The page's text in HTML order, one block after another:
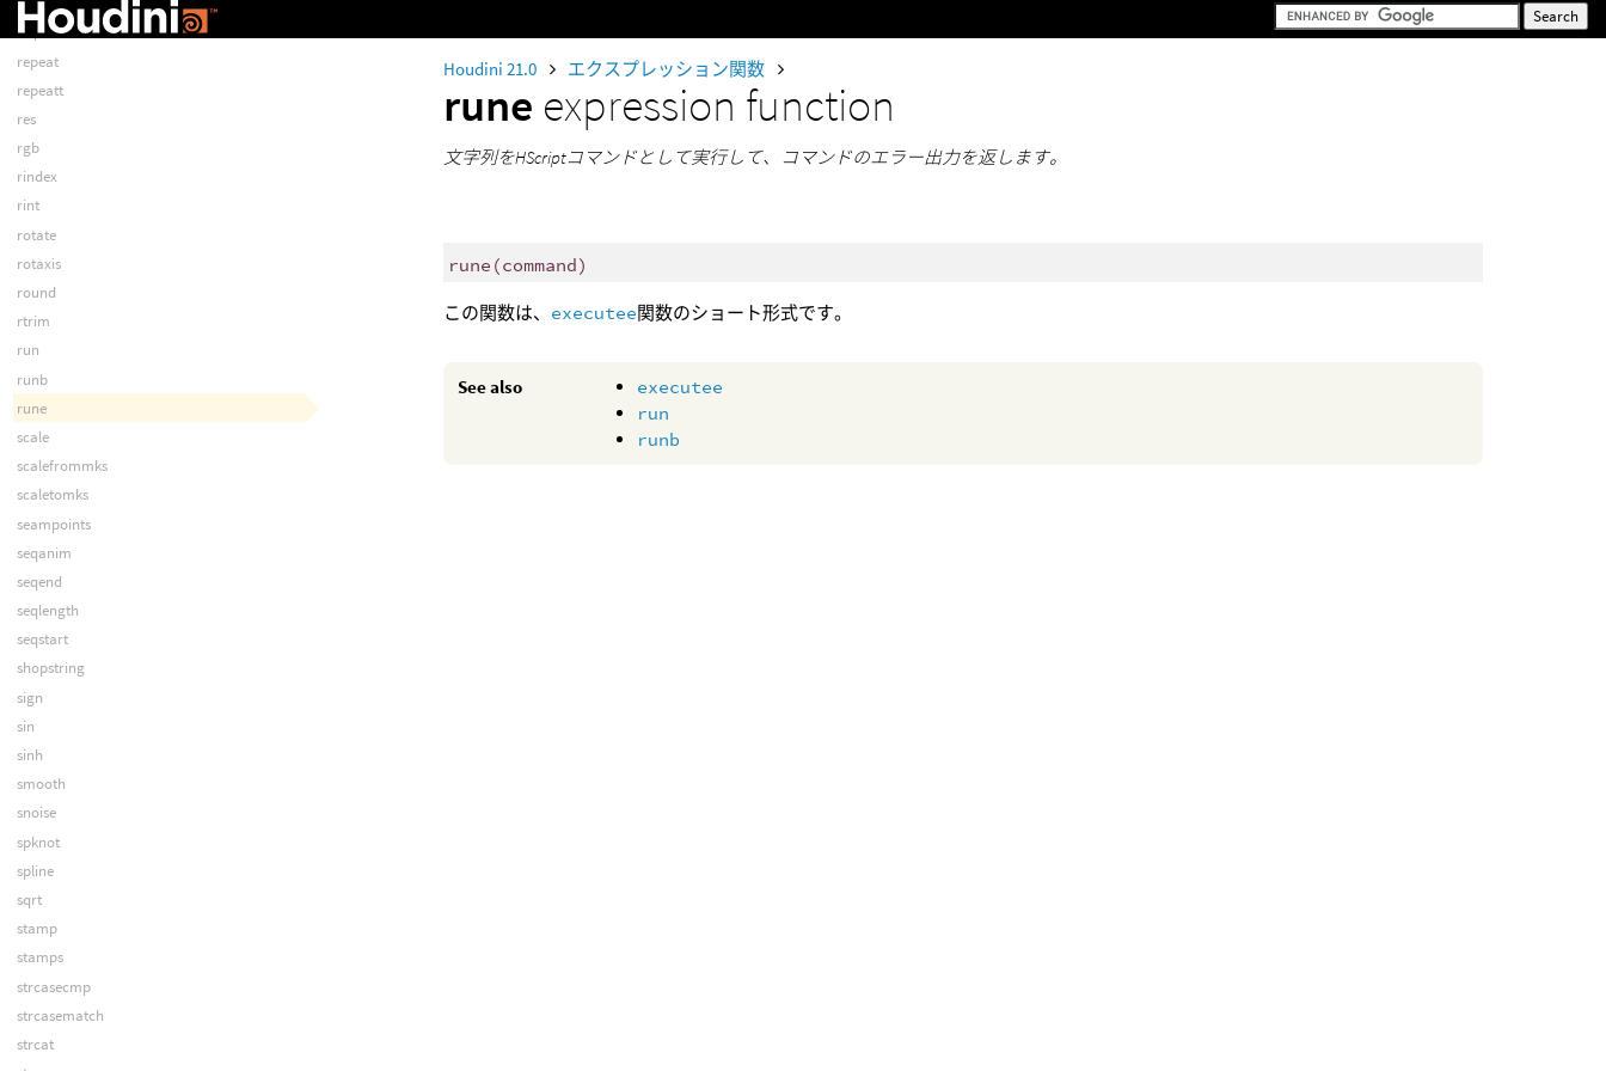
Houdini 21.0 エクスプレッション関数
rune expression function
文字列をHScriptコマンドとして実行して、コマンドのエラー出力を返します。
rune (command)
この関数は、 executee関数のショート形式です。
See also
executee
run
runb
relpath
repeat
repeatt
res
rgb
rindex
rint
rotate
rotaxis
round
rtrim
run
runb
rune
scale
scalefrommks
scaletomks
seampoints
seqanim
seqend
seqlength
seqstart
shopstring
sign
sin
sinh
smooth
snoise
spknot
spline
sqrt
stamp
stamps
strcasecmp
strcasematch
strcat